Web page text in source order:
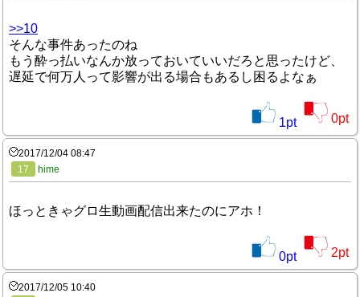
>>10
そんな事件あったのね
もう酔っ払いなんか放っておいていいだろと思ったけど、
遅延で何万人って影響が出る場合もあるし困るよなぁ
1pt 0pt
2017/12/04 08:47
17
hime
ほっときゃグロ生動画配信出来たのにアホ！
0pt 2pt
2017/12/05 10:40